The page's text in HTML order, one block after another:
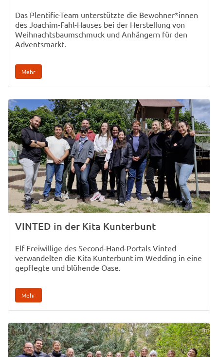
Das Plentific-Team unterstützte die Bewohner*innen
des Joachim-Fahl-Hauses bei der Herstellung von
Weihnachtsbaumschmuck und Anhängern für den
Adventsmarkt.
Mehr
VINTED in der Kita Kunterbunt
Elf Freiwillige des Second-Hand-Portals Vinted
verwandelten die Kita Kunterbunt im Wedding in eine
gepflegte und blühende Oase.
Mehr